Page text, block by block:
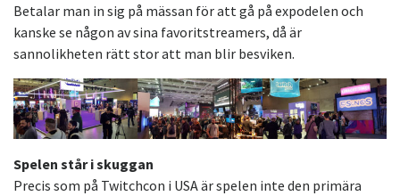
Betalar man in sig på mässan för att gå på expodelen och
kanske se någon av sina favoritstreamers, då är
sannolikheten rätt stor att man blir besviken.
Spelen står i skuggan
Precis som på Twitchcon i USA är spelen inte den primära